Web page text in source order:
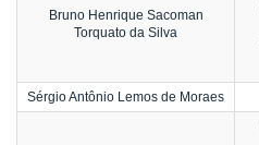
Bruno Henrique Sacoman
Torquato da Silva
Sérgio Antônio Lemos de Moraes